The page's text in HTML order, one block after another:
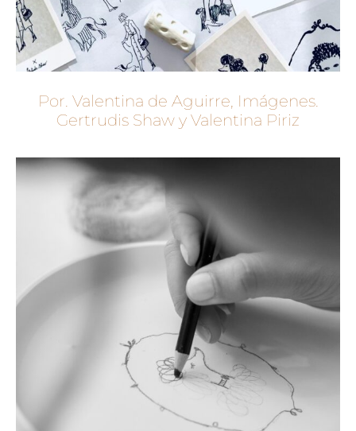
Por. Valentina de Aguirre, Imágenes.
Gertrudis Shaw y Valentina Piriz